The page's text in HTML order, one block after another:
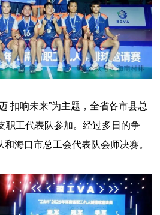
扣响未来”为主题，全省各市县总
职工代表队参加。经过多日的争
海口市总工会代表队会师决赛。